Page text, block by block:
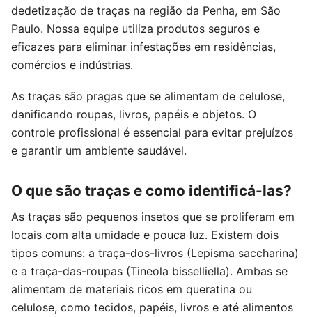
dedetização de traças na região da Penha, em São
Paulo. Nossa equipe utiliza produtos seguros e
eficazes para eliminar infestações em residências,
comércios e indústrias.
As traças são pragas que se alimentam de celulose,
danificando roupas, livros, papéis e objetos. O
controle profissional é essencial para evitar prejuízos
e garantir um ambiente saudável.
O que são traças e como identificá-las?
As traças são pequenos insetos que se proliferam em
locais com alta umidade e pouca luz. Existem dois
tipos comuns: a traça-dos-livros (Lepisma saccharina)
e a traça-das-roupas (Tineola bisselliella). Ambas se
alimentam de materiais ricos em queratina ou
celulose, como tecidos, papéis, livros e até alimentos